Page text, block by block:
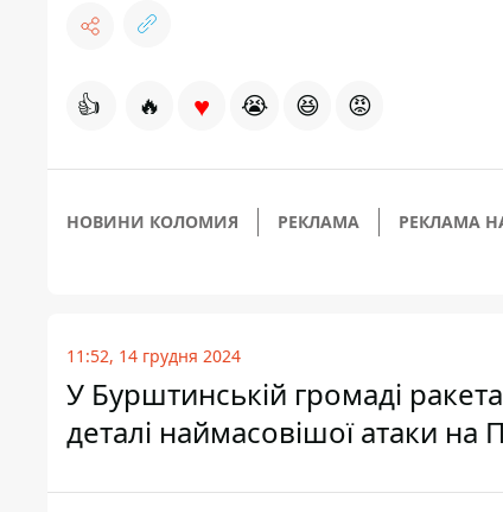
👍 🔥 ♥ 😭 😆 😡
НОВИНИ КОЛОМИЯ РЕКЛАМА РЕКЛАМА
11:52, 14 грудня 2024
У Бурштинській громаді
деталі наймасовішої атаки на